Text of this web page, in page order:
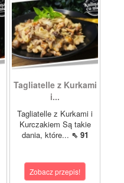
Tagliatelle z Kurkami
i...
Tagliatelle z Kurkami i
Kurczakiem Są takie
dania, które... ⇖ 91
Zobacz przepis!